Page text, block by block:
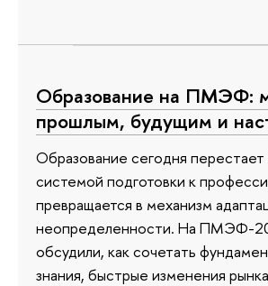
Образование на ПМЭФ:
прошлым, будущим и
Образование сегодня перестает
системой подготовки к
превращается в механизм
неопределенности. На ПМЭФ-
обсудили, как сочетать
знания, быстрые изменения